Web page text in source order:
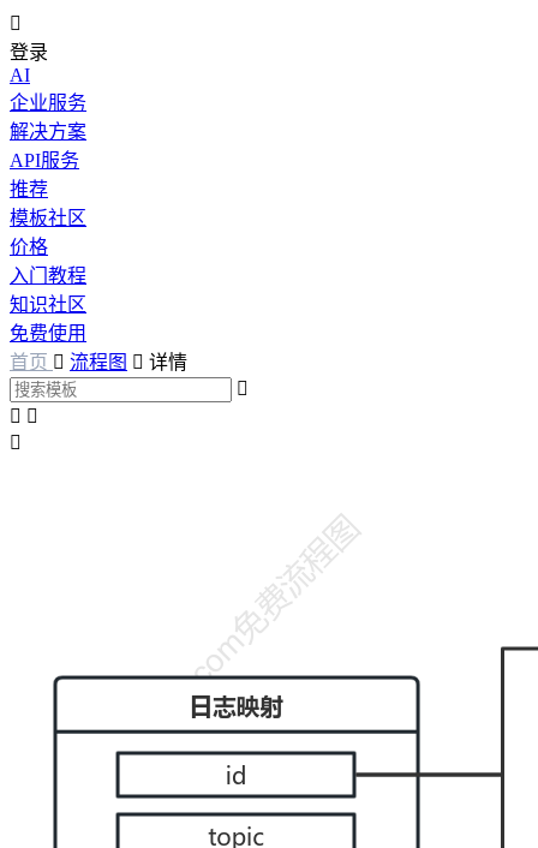

登录
AI
企业服务
解决方案
API服务
推荐
模板社区
价格
入门教程
知识社区
免费使用
首页  流程图  详情

 
